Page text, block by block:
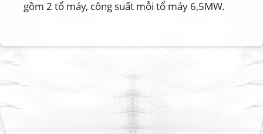
gồm 2 tổ máy, công suất mỗi tổ máy 6,5MW.